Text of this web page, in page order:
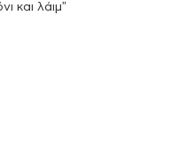
και λάιμ”